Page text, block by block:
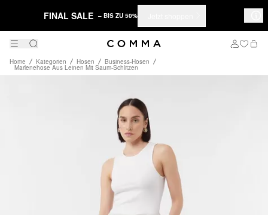
FINAL SALE – BIS ZU 50%
Home Kategorien Hosen Business-Hosen
Marlenehose Aus Leinen Mit Saum-Schlitzen